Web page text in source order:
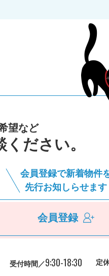
望など
ださい。
会員登録で新着物件
先⾏お知しらせます
会員登録
受付時間／9:30-18:30 定